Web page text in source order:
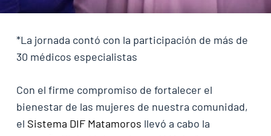
*La jornada contó con la participación de más de
30 médicos especialistas
Con el firme compromiso de fortalecer el
bienestar de las mujeres de nuestra comunidad,
el Sistema DIF Matamoros llevó a cabo la